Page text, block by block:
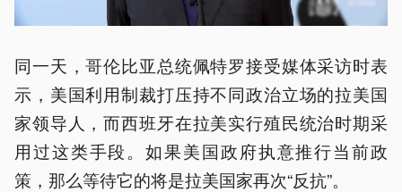
同一天，哥伦比亚总统佩特罗接受媒体采访时表
示，美国利用制裁打压持不同政治立场的拉美国
家领导人，而西班牙在拉美实行殖民统治时期采
用过这类手段。如果美国政府执意推行当前政
策，那么等待它的将是拉美国家再次“反抗”。